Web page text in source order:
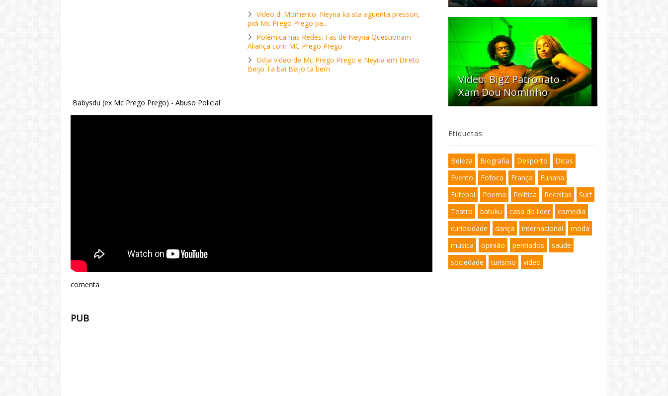
Video di Momento: Neyna ka sta aguenta presson,
pidi Mc Prego Prego pa...
Polêmica nas Redes: Fãs de Neyna Questionam
Aliança com MC Prego Prego
Odja video de Mc Prego Prego e Neyna em Direto
Beijo Ta bai Beijo ta bem
Babysdu (ex Mc Prego Prego) - Abuso Policial
comenta
PUB
Video: BigZ Patronato -
Xam Dou Nominho
Etiquetas
Beleza Biografia Desporto
Dicas
Evento
Fofoca França
Funana
Futebol
Poema Politica Receitas
Surf
Teatro
batuku casa do lider
comedia
curiosidade
dança internacional
moda
musica
opinião pentiados
saude
sociedade
turismo video